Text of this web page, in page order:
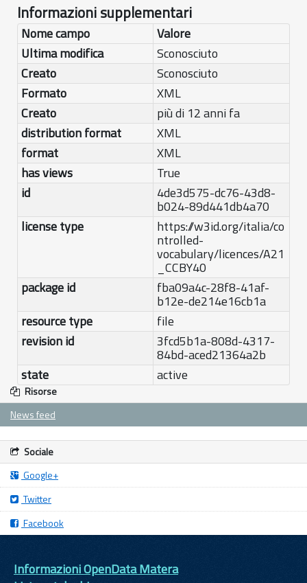
Informazioni supplementari
Nome campo
Valore
Ultima modifica
Sconosciuto
Creato
Sconosciuto
Formato
XML
Creato
più di 12 anni fa
distribution format
XML
format
XML
has views
True
id
4de3d575-dc76-43d8-
b024-89d441db4a70
license type
https://w3id.org/italia/co
ntrolled-
vocabulary/licences/A21
_CCBY40
package id
fba09a4c-28f8-41af-
b12e-de214e16cb1a
resource type
file
revision id
3fcd5b1a-808d-4317-
84bd-aced21364a2b
state
active
Risorse
News feed
Sociale
Google+
Twitter
Facebook
Informazioni OpenData Matera